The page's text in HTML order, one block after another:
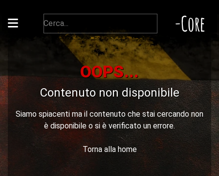
-Core
OOPS...
Contenuto non disponibile
Siamo spiacenti ma il contenuto che stai cercando non
è disponibile o si è verificato un errore.
Torna alla home